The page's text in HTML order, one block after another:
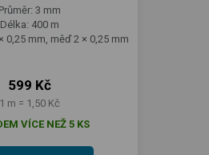
Průměr: 3 mm
Délka: 400 m
0,25 mm, měď 2 × 0,25 mm
599 Kč
1 m = 1,50 Kč
VÍCE NEŽ 5 KS